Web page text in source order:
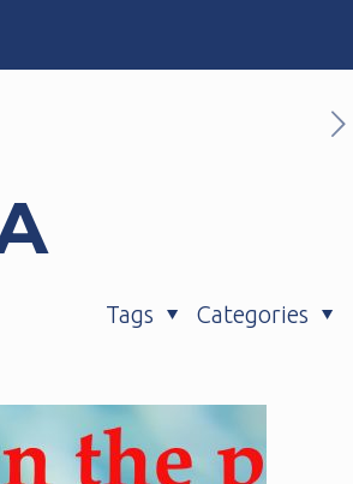
Categories
Tags